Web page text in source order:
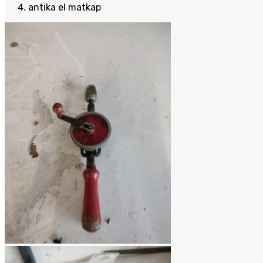
antika el matkap